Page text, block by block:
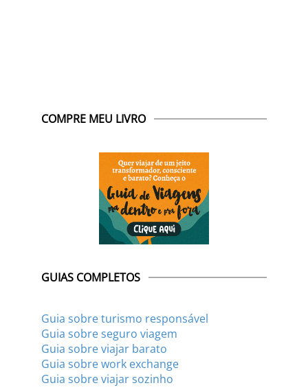
COMPRE MEU LIVRO
GUIAS COMPLETOS
Guia sobre turismo responsável
Guia sobre seguro viagem
Guia sobre viajar barato
Guia sobre work exchange
Guia sobre viajar sozinho